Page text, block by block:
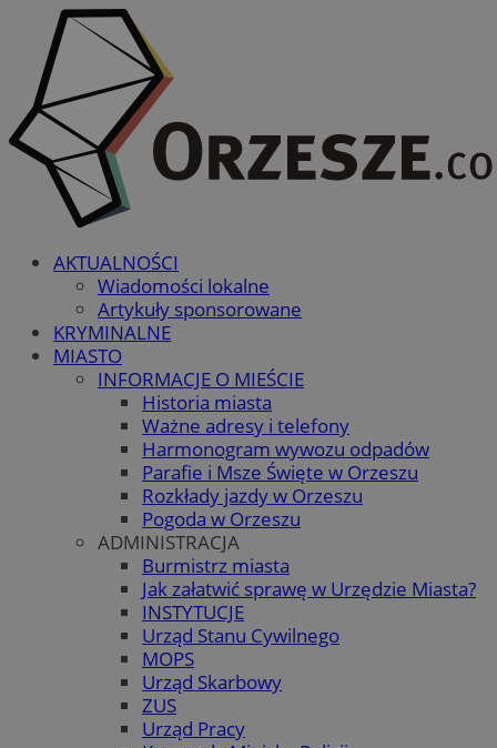
AKTUALNOŚCI
Wiadomości lokalne
Artykuły sponsorowane
KRYMINALNE
MIASTO
INFORMACJE O MIEŚCIE
Historia miasta
Ważne adresy i telefony
Harmonogram wywozu odpadów
Parafie i Msze Święte w Orzeszu
Rozkłady jazdy w Orzeszu
Pogoda w Orzeszu
ADMINISTRACJA
Burmistrz miasta
Jak załatwić sprawę w Urzędzie Miasta?
INSTYTUCJE
Urząd Stanu Cywilnego
MOPS
Urząd Skarbowy
ZUS
Urząd Pracy